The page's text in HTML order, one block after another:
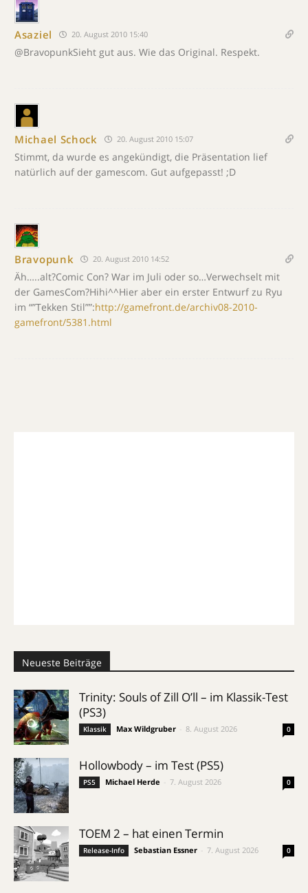
Asaziel 20. August 2010 15:40
@BravopunkSieht gut aus. Wie das Original. Respekt.
Michael Schock 20. August 2010 15:07
Stimmt, da wurde es angekündigt, die Präsentation lief
natürlich auf der gamescom. Gut aufgepasst! ;D
Bravopunk 20. August 2010 14:52
Äh…..alt?Comic Con? War im Juli oder so…Verwechselt mit
der GamesCom?Hihi^^Hier aber ein erster Entwurf zu Ryu
im “”Tekken Stil””:http://gamefront.de/archiv08-2010-
gamefront/5381.html
Neueste Beiträge
Trinity: Souls of Zill O’ll – im Klassik-Test
(PS3)
Klassik Max Wildgruber 8. August 2026 0
Hollowbody – im Test (PS5)
PS5 Michael Herde 7. August 2026 0
TOEM 2 – hat einen Termin
Release-Info Sebastian Essner 7. August 2026 0